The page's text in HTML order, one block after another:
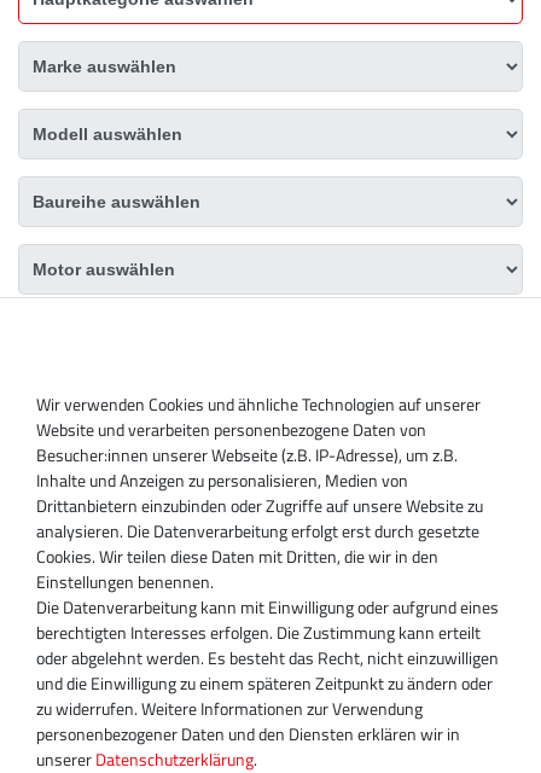
Wir verwenden Cookies und ähnliche Technologien auf unserer
Website und verarbeiten personenbezogene Daten von
Besucher:innen unserer Webseite (z.B. IP-Adresse), um z.B.
Inhalte und Anzeigen zu personalisieren, Medien von
Drittanbietern einzubinden oder Zugriffe auf unsere Website zu
analysieren. Die Datenverarbeitung erfolgt erst durch gesetzte
Cookies. Wir teilen diese Daten mit Dritten, die wir in den
Einstellungen benennen.
Die Datenverarbeitung kann mit Einwilligung oder aufgrund eines
berechtigten Interesses erfolgen. Die Zustimmung kann erteilt
oder abgelehnt werden. Es besteht das Recht, nicht einzuwilligen
und die Einwilligung zu einem späteren Zeitpunkt zu ändern oder
zu widerrufen. Weitere Informationen zur Verwendung
personenbezogener Daten und den Diensten erklären wir in
unsererDaten­schutz­erklärung.